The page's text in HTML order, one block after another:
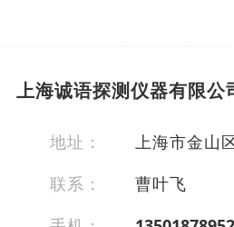
上海诚语探测仪器有限公
地址：
上海市金山
联系：
曹叶飞